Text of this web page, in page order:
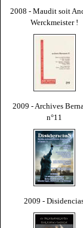
2008 - Maudit soit
Werckmeister !
2009 - Archives
n°11
2009 -